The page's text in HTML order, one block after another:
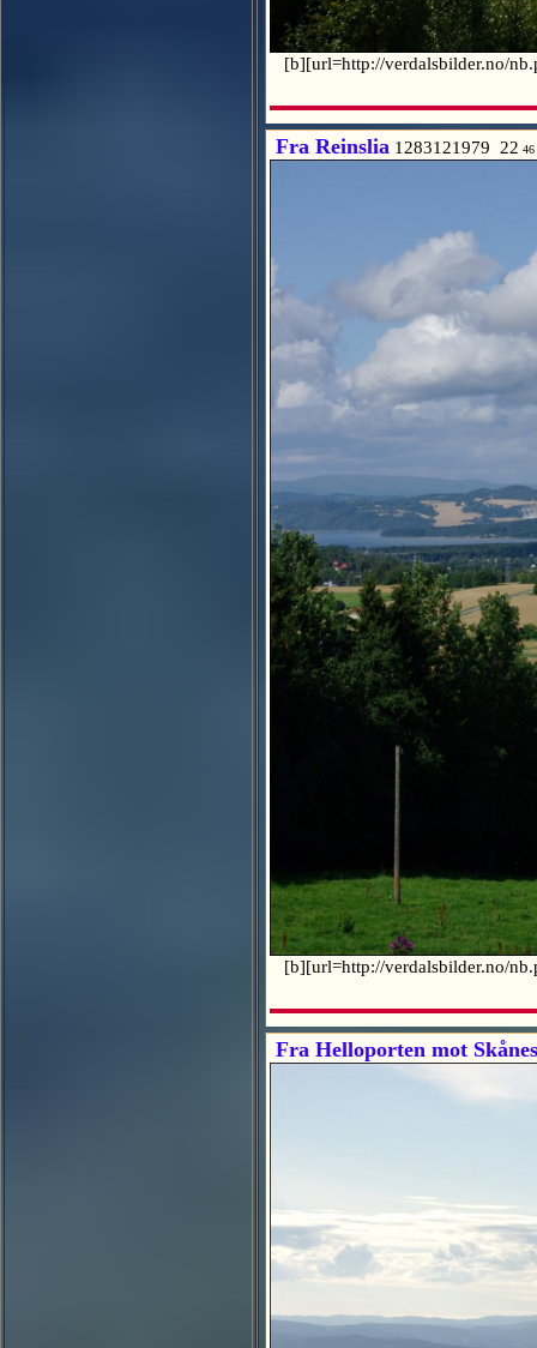
[b][url=http://verdalsbilder.no/
Fra Reinslia 1283121979 22
[b][url=http://verdalsbilder.no/
Fra Helloporten mot Skånes